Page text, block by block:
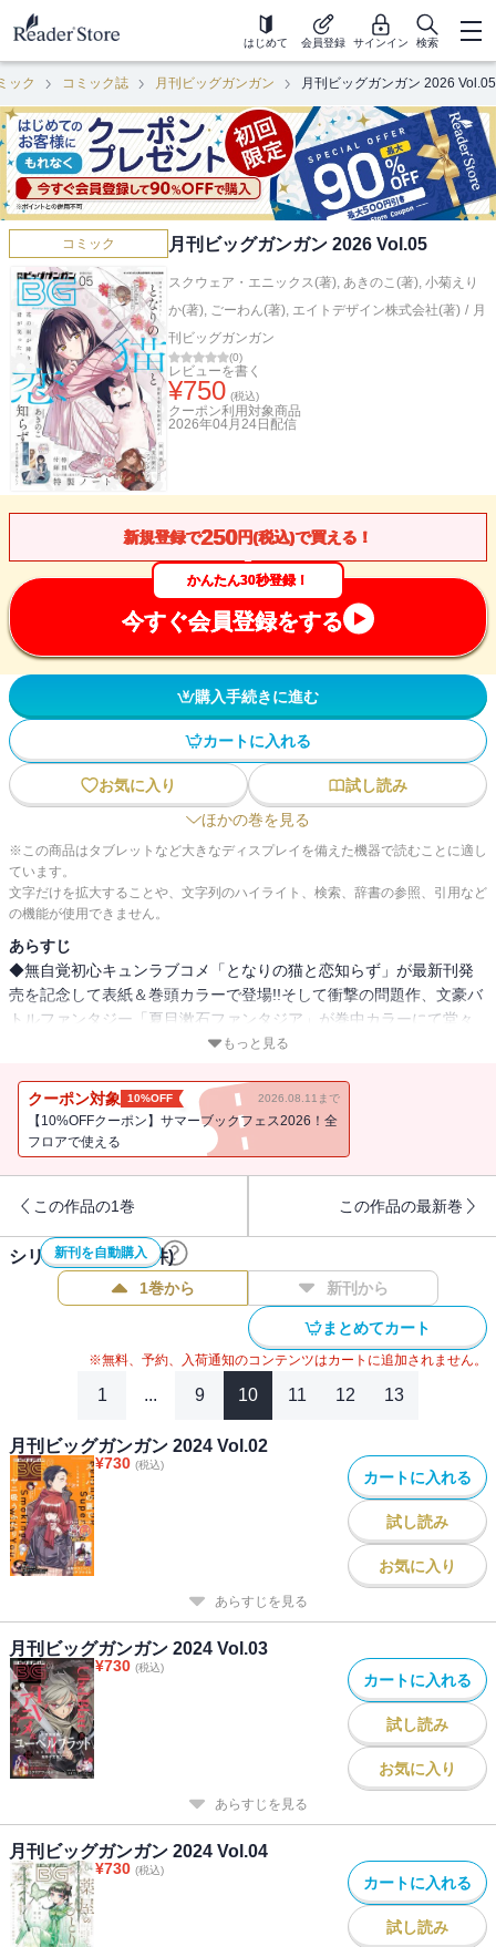
はじめて 会員登録 サインイン 検索
ック コミック誌 月刊ビッグガンガン 月刊ビッグガンガン 2026 Vol.05
コミック 月刊ビッグガンガン 2026 Vol.05
スクウェア・エニックス(著), あきのこ(著), 小菊えり
か(著), ごーわん(著), エイトデザイン株式会社(著) / 月
刊ビッグガンガン
(0)
レビューを書く
¥750 (税込)
クーポン利用対象商品
2026年04月24日 配信
新規登録で250円(税込)で買える！
かんたん30秒登録！
今すぐ会員登録をする
購入手続きに進む
カートに入れる
お気に入り
試し読み
ほかの巻を見る
※この商品はタブレットなど大きなディスプレイを備えた機器で読むことに適し
ています。
文字だけを拡大することや、文字列のハイライト、検索、辞書の参照、引用など
の機能が使用できません。
あらすじ
◆無自覚初心キュンラブコメ「となりの猫と恋知らず」が最新刊発
売を記念して表紙＆巻頭カラーで登場!!そして衝撃の問題作、文豪バ
トルファンタジー「夏目漱石ファンタジア」が巻中カラーにて堂々
コミカライズ連載開始！ほか巻中カラーは復讐のダークファンタジ
と、掲載内容が一部異なる場合がございます。特別付録はついてお
りません。またプレゼント、アンケートなどへの応募はできませ
ん。※表紙は紙で発行した雑誌と同一のものです。【収録作品】
イン株式会社／「薬屋のひとりごと」原作：日向夏（ヒーロー文庫
／イマジカインフォス） 作画：ねこクラゲ 構成：七緒一綺 キ
ャラクター原案：しのとうこ／「獄卒クラーケン」原作：タカヒ
ロ 作画：戸流ケイ／「モスクワ2160」原作：蝸牛くも(GA文庫/SB
クリエイティブ刊) 作画：関根光太郎 キャラクター原案：神奈月
昇／「ゴブリンスレイヤー」原作：蝸牛くも（GA文庫／SBクリエイ
ティブ刊） 作画：黒瀬浩介 キャラクター原案：神奈月昇／「ス
ーパーの裏でヤニ吸うふたり」地主／「ルビー・オンザ・ケーキ
ター原案：森倉円／「不良少年に飯を食わす」まじさわ／「はじめ
ましては屋上で」遊佐／「Ubel Blatt II 死せる王の騎士団」塩野干支
郎次／「学園潜水艦隊マーメイドガールズ」原作：深見真 作画：
刻夜セイゴ／「シノハユ the dawn of age」原作：小林立 作画：五
十嵐あぐり／「怜-Toki-」原案：小林立 漫画：めきめき／「春雨エ
モーション」煉ごもく／「父は英雄、母は精霊、娘の私は転生
者。」原作：松浦（カドカワBOOKS） 作画：大堀ユタカ キャラ
クター原案：keepout／「ばっこ」烏丸渡／「ハイスコアガール
DASH」押切蓮介／「SHIORI EXPERIENCE ジミなわたしとヘンな
おじさん」長田悠幸 町田一八／「ゆるすいんぐ」原作：さらぞ
う 作画：五十嵐あぐり
もっと見る
クーポン対象 10%OFF 2026.08.11まで
【10%OFFクーポン】サマーブックフェス2026！全
フロアで使える
この作品の1巻 この作品の最新巻
新刊を自動購入
シリーズ作品(121 件)
1巻から 新刊から
まとめてカート
※無料、予約、入荷通知のコンテンツはカートに追加されません。
1 ... 9 10 11 12 13
月刊ビッグガンガン 2024 Vol.02
¥730 (税込)
カートに入れる
試し読み
お気に入り
あらすじを見る
月刊ビッグガンガン 2024 Vol.03
¥730 (税込)
カートに入れる
試し読み
お気に入り
あらすじを見る
月刊ビッグガンガン 2024 Vol.04
¥730 (税込)
カートに入れる
試し読み